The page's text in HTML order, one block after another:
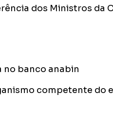
dos Ministros da
no banco anabin
competente do